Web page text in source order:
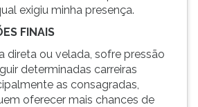
exigiu minha presença.
FINAIS
direta ou velada, sofre pressão
determinadas carreiras
as consagradas,
oferecer mais chances de